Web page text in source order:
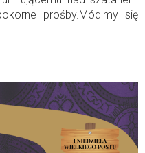
prośby.Módlmy się